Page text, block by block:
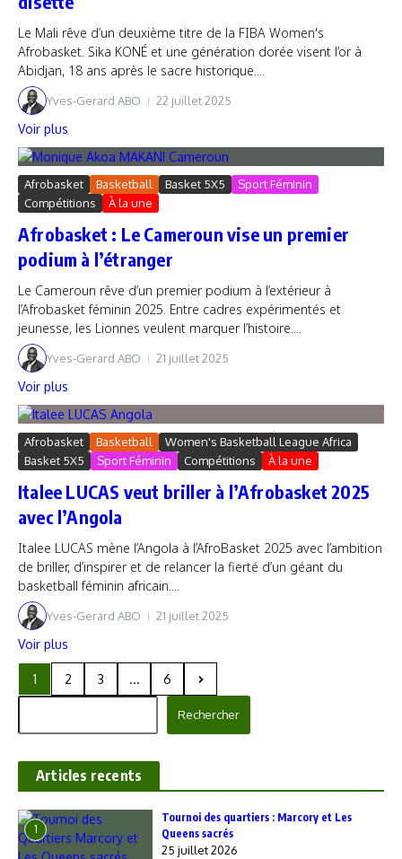
Le Mali rêve d’un deuxième titre de la FIBA Women's
Afrobasket. Sika KONÉ et une génération dorée visent l’or à
Abidjan, 18 ans après le sacre historique....
Yves-Gerard ABO 22 juillet 2025
Voir plus
Afrobasket Basketball Basket 5X5
Sport Féminin
Compétitions
À la une
Afrobasket : Le Cameroun vise un premier
podium à l’étranger
Le Cameroun rêve d’un premier podium à l’extérieur à
l’Afrobasket féminin 2025. Entre cadres expérimentés et
jeunesse, les Lionnes veulent marquer l’histoire....
Yves-Gerard ABO 21 juillet 2025
Voir plus
Afrobasket Basketball
Women's Basketball League Africa
Basket 5X5
Sport Féminin Compétitions À la une
Italee LUCAS veut briller à l’Afrobasket 2025
avec l’Angola
Italee LUCAS mène l’Angola à l’AfroBasket 2025 avec l’ambition
de briller, d’inspirer et de relancer la fierté d’un géant du
basketball féminin africain....
Yves-Gerard ABO 21 juillet 2025
Voir plus
1 2 3 ...
6
Rechercher
Articles recents
1
‎Tournoi des quartiers : Marcory et Les
Queens sacrés
25 juillet 2026